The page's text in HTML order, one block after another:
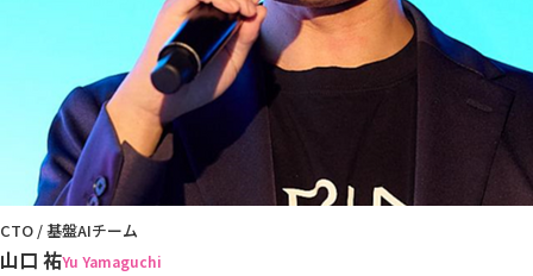
CTO / 基盤AIチーム
山口 祐Yu Yamaguchi